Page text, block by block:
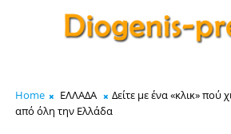
Home ΕΛΛΑΔΑ
Δείτε με ένα «κλικ» πού
από όλη την Ελλάδα